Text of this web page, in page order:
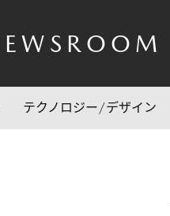
テクノロジー/デザイン